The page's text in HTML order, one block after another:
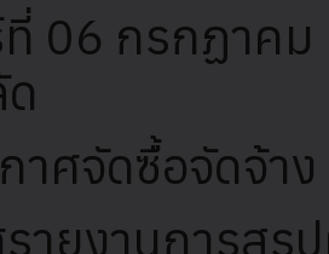
06 กรกฏาค
าศจัดซื้อจัดจ้า
ายงานการสรุ